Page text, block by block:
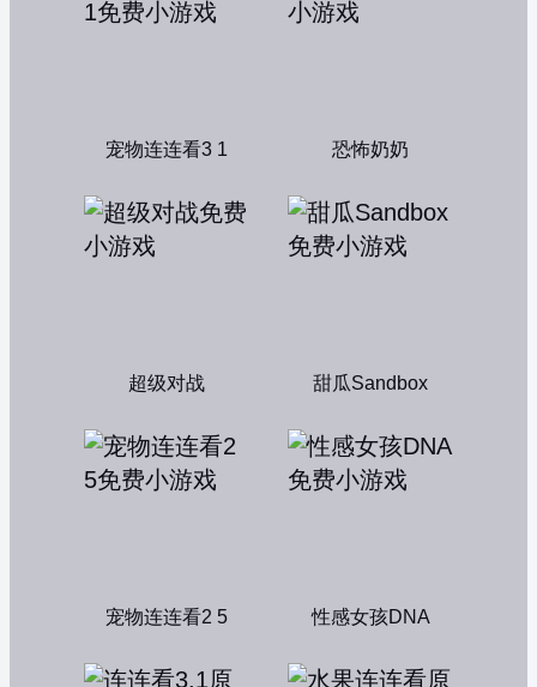
宠物连连看3 1 恐怖奶奶
超级对战 甜瓜Sandbox
宠物连连看2 5 性感女孩DNA